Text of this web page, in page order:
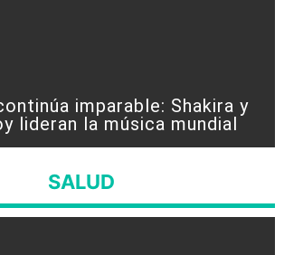
imparable: Shakira y
lideran la música mundial
SALUD